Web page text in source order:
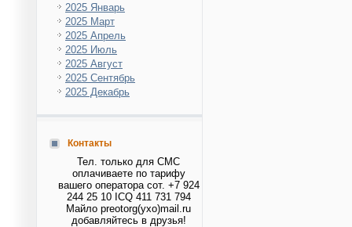
2025 Январь
2025 Март
2025 Апрель
2025 Июль
2025 Август
2025 Сентябрь
2025 Декабрь
Контакты
Тел. только для СМС
оплачиваете по тарифу
вашего оператора сот. +7 924
244 25 10 ICQ 411 731 794
Майло preotorg(ухо)mail.ru
добавляйтесь в друзья!